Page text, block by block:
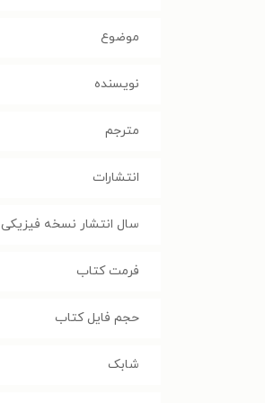
موضوع
نویسنده
مترجم
انتشارات
سال انتشار نسخه فیزیکی
فرمت کتاب
حجم فایل کتاب
شابک